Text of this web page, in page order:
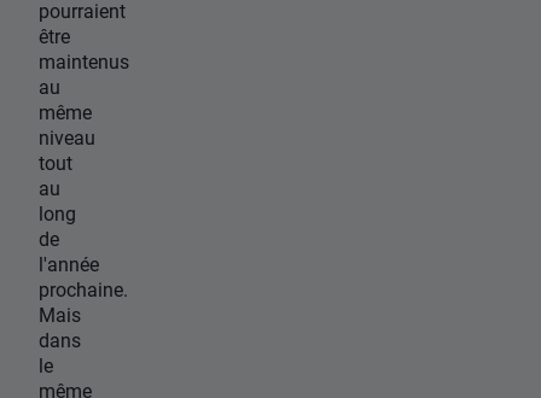
pourraient
être
maintenus
au
même
niveau
tout
au
long
de
l'année
prochaine.
Mais
dans
le
même